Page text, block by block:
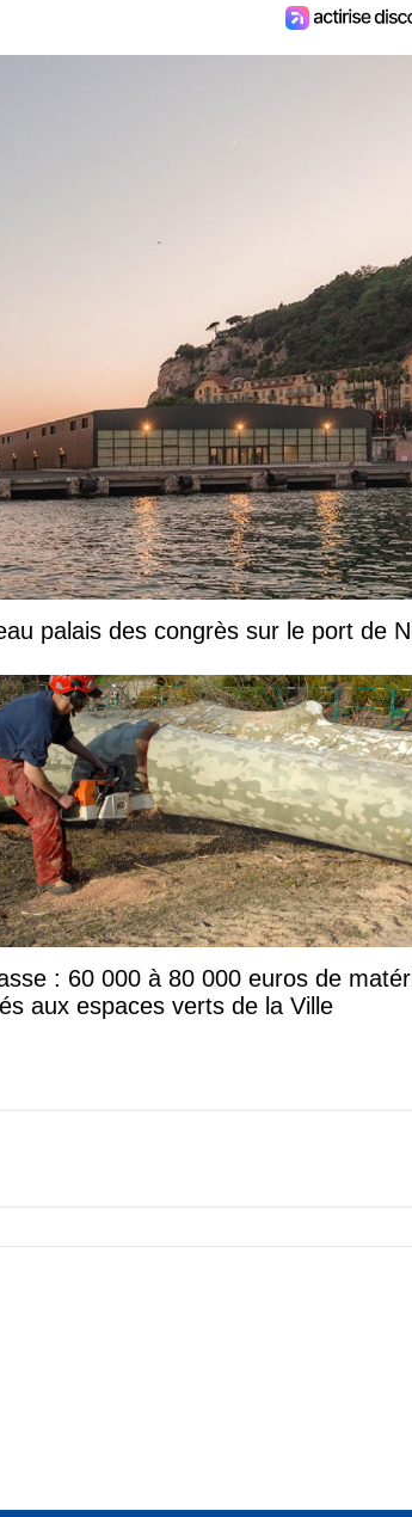
palais des congrès sur le port de
: 60 000 à 80 000 euros de
aux espaces verts de la Ville